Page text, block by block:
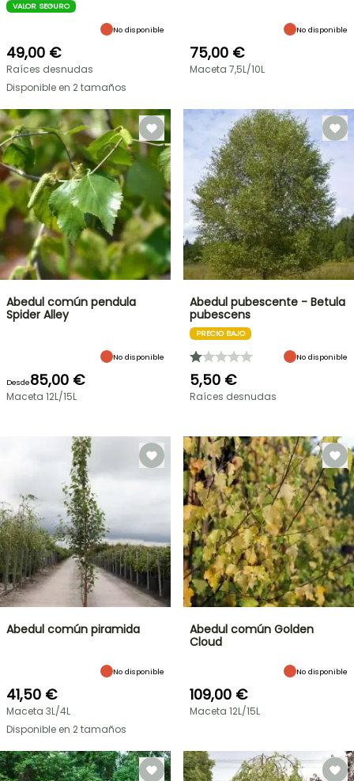
VALOR SEGURO
No disponible
49,00 €
Raíces desnudas
Disponible en 2 tamaños
No disponible
75,00 €
Maceta 7,5L/10L
Abedul común pendula
Spider Alley
No disponible
Desde85,00 €
Maceta 12L/15L
Abedul pubescente - Betula
pubescens
PRECIO BAJO
No disponible
5,50 €
Raíces desnudas
Abedul común piramida
No disponible
41,50 €
Maceta 3L/4L
Disponible en 2 tamaños
Abedul común Golden
Cloud
No disponible
109,00 €
Maceta 12L/15L